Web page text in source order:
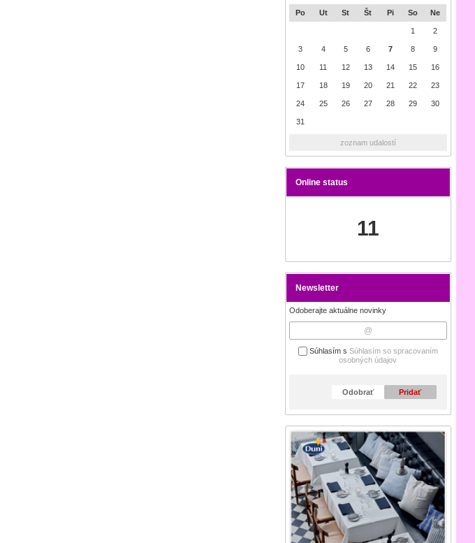
Po Ut St Št Pi So Ne
1 2
3 4 5 6 7 8 9
10 11 12 13 14 15 16
17 18 19 20 21 22 23
24 25 26 27 28 29 30
31
zoznam udalostí
Online status
11
Newsletter
Odoberajte aktuálne novinky
Súhlasím s Súhlasím so spracovaním
osobných údajov
Odobrať Pridať